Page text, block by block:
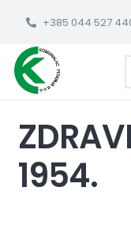
+385 044 527
1954.